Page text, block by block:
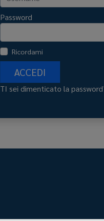
Password
Ricordami
ACCEDI
TI sei dimenticato la